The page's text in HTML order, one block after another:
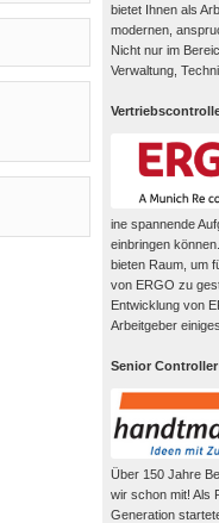
bietet Ihnen als
modernen,
Nicht nur im
Verwaltung,
ine spannende
einbringen
bieten Raum, um
von ERGO zu
Entwicklung von
Arbeitgeber
Senior
Über 150 Jahre
wir schon mit! Als
Generation